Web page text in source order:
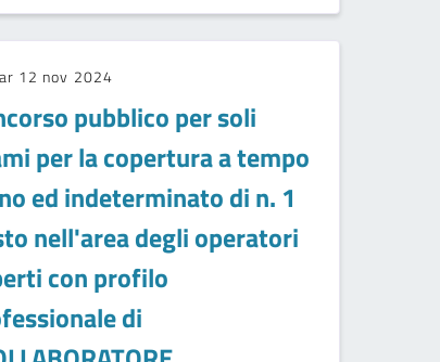
12 nov 2024
pubblico per soli
per la copertura a tempo
ed indeterminato di n. 1
nell'area degli operatori
con profilo
di